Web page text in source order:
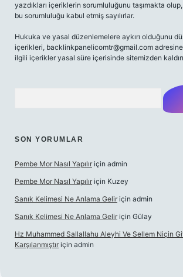
yazdıkları içeriklerin sorumluluğunu taşımakta
bu sorumluluğu kabul etmiş sayılırlar.
Hukuka ve yasal düzenlemelere aykırı olduğunu
içerikleri, backlinkpanelicomtr@gmail.com
ilgili içerikler yasal süre içerisinde sitemizden
SON YORUMLAR
Pembe Mor Nasıl Yapılır için admin
Pembe Mor Nasıl Yapılır için Kuzey
Sanık Kelimesi Ne Anlama Gelir için admin
Sanık Kelimesi Ne Anlama Gelir için Gülay
Hz Muhammed Sallallahu Aleyhi Ve Sellem Niçin
Karşılanmıştır için admin